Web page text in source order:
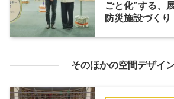
ごと化”する、
防災施設づくり
そのほかの空間デザイ